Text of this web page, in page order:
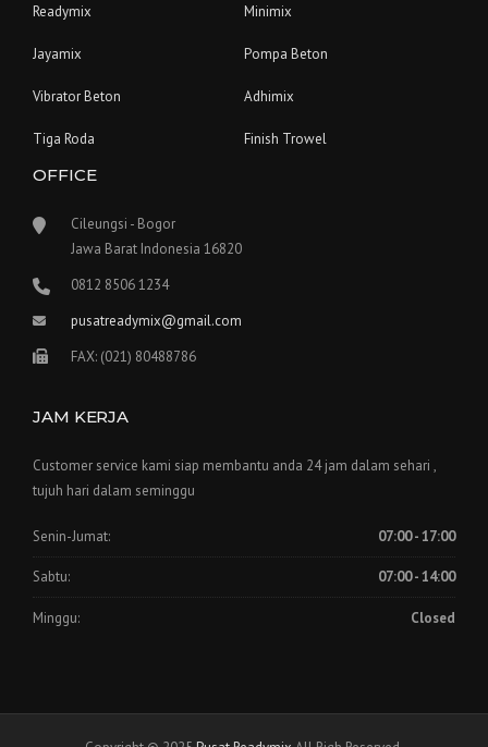
Readymix Minimix
Jayamix Pompa Beton
Vibrator Beton Adhimix
Tiga Roda Finish Trowel
OFFICE
Cileungsi - Bogor
Jawa Barat Indonesia 16820
0812 8506 1234
pusatreadymix@gmail.com
FAX: (021) 80488786
JAM KERJA
Customer service kami siap membantu anda 24 jam dalam sehari ,
tujuh hari dalam seminggu
Senin-Jumat: 07:00 - 17:00
Sabtu: 07:00 - 14:00
Minggu: Closed